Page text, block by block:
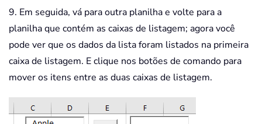
Private Sub BTN_moveAllLeft_Click
Call
moveAll ( Me . .
End
Private Sub BTN_moveAllRight_Click
Call moveAll(Me.ListBox1,
Sub moveAll(xListBox1 As
9. Em seguida, vá para outra planilha e volte para a
planilha que contém as caixas de listagem; agora você
pode ver que os dados da lista foram listados na primeira
caixa de listagem. E clique nos botões de comando para
mover os itens entre as duas caixas de listagem.